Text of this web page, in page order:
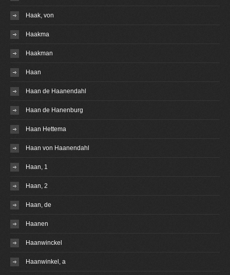
Haak, von
Haakma
Haakman
Haan
Haan de Haanendahl
Haan de Hanenburg
Haan Hettema
Haan von Haanendahl
Haan, 1
Haan, 2
Haan, de
Haanen
Haanwinckel
Haanwinkel, a